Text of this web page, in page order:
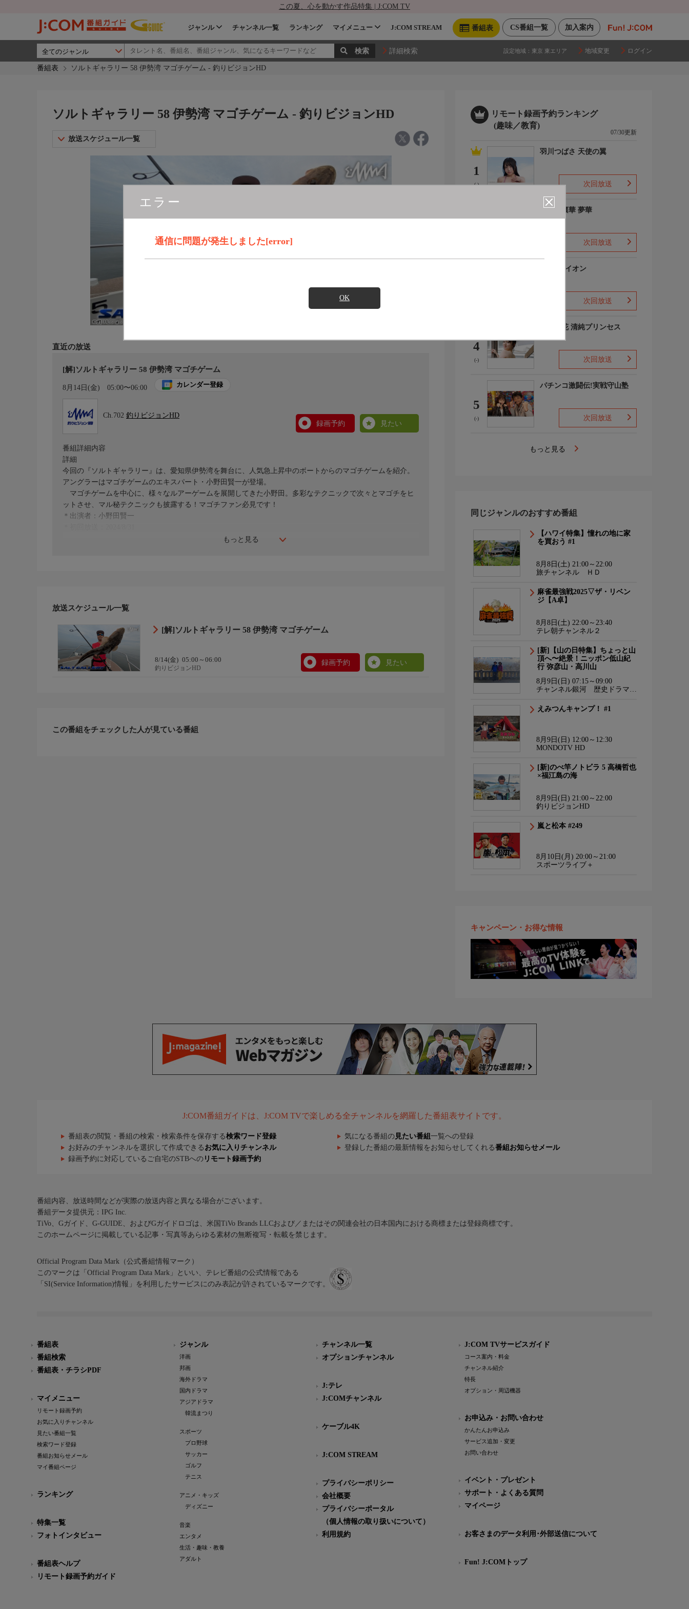
この夏、心を動かす作品特集 | J:COM TV
加入案内
CS番組一覧
番組表
ジャンル チャンネル一覧 ランキング マイメニュー J:COM STREAM
詳細検索 設定地域： 東京 東エリア 地域変更 ログイン
番組表 ソルトギャラリー 58 伊勢湾 マゴチゲーム - 釣りビジョンHD
エラー
通信に問題が発生しました[error]
OK
ソルトギャラリー 58 伊勢湾 マゴチゲーム - 釣りビジョンHD
放送スケジュール一覧
直近の放送
[解]ソルトギャラリー 58 伊勢湾 マゴチゲーム
8月14日(金) 05:00〜06:00 カレンダー登録
Ch.702 釣りビジョンHD
録画予約
見たい
もっと見る
番組詳細内容
詳細
今回の『ソルトギャラリー』は、愛知県伊勢湾を舞台に、人気急上昇中のボートからのマゴチゲームを紹介。
アングラーはマゴチゲームのエキスパート・小野田賢一が登場。
マゴチゲームを中心に、様々なルアーゲームを展開してきた小野田。多彩なテクニックで次々とマゴチをヒ
ットさせ、マル秘テクニックも披露する！マゴチファン必見です！
＊出演者：小野田賢一
放送スケジュール一覧
[解]ソルトギャラリー 58 伊勢湾 マゴチゲーム
8/14(金) 05:00～06:00
釣りビジョンHD
録画予約 見たい
この番組をチェックした人が見ている番組
リモート録画予約ランキング
(趣味／教育)
07/30更新
1
(-)
羽川つばさ 天使の翼
次回放送
ゆめの凛華 夢華
次回放送
3月のライオン
次回放送
4
(-)
吉田優花 清純プリンセス
次回放送
5
(-)
パチンコ激闘伝!実戦守山塾
次回放送
もっと見る
同じジャンルのおすすめ番組
【ハワイ特集】憧れの地に家
を買おう #1
8月8日(土) 21:00～22:00
旅チャンネル ＨＤ
麻雀最強戦2025▽ザ・リベン
ジ【A卓】
8月8日(土) 22:00～23:40
テレ朝チャンネル２
[新]【山の日特集】ちょっと山
頂へ〜絶景！ニッポン低山紀
行 弥彦山・高川山
8月9日(日) 07:15～09:00
チャンネル銀河 歴史ドラマ・
えみつんキャンプ！ #1
8月9日(日) 12:00～12:30
MONDOTV HD
[新]のべ竿ノトビラ 5 高橋哲也
×福江島の海
8月9日(日) 21:00～22:00
釣りビジョンHD
嵐と松本 #249
8月10日(月) 20:00～21:00
スポーツライブ＋
キャンペーン・お得な情報
J:COM番組ガイドは、J:COM TVで楽しめる全チャンネルを網羅した番組表サイトです。
番組表の閲覧・番組の検索・検索条件を保存する検索ワード登録 気になる番組の 見たい番組 一覧への登録
お好みのチャンネルを選択して作成できる お気に入りチャンネル 登録した番組の最新情報をお知らせしてくれる番組お知らせメール
録画予約に対応しているご自宅のSTBへの リモート録画予約
番組内容、放送時間などが実際の放送内容と異なる場合がございます。
番組データ提供元：IPG Inc.
TiVo、Gガイド、G-GUIDE、およびGガイドロゴは、米国TiVo Brands LLCおよび／またはその関連会社の日本国内における商標または登録商標です。
このホームページに掲載している記事・写真等あらゆる素材の無断複写・転載を禁じます。
Official Program Data Mark（公式番組情報マーク）
このマークは「Official Program Data Mark」といい、テレビ番組の公式情報である
「SI(Service Information)情報」を利用したサービスにのみ表記が許されているマークです。
番組表
番組検索
番組表・チラシPDF
マイメニュー
リモート録画予約
お気に入りチャンネル
見たい番組一覧
検索ワード登録
番組お知らせメール
マイ番組ページ
ランキング
特集一覧
フォトインタビュー
番組表ヘルプ
リモート録画予約ガイド
ジャンル
洋画
邦画
海外ドラマ
国内ドラマ
アジアドラマ
韓流まつり
スポーツ
プロ野球
サッカー
ゴルフ
テニス
アニメ・キッズ
ディズニー
音楽
エンタメ
生活・趣味・教養
アダルト
チャンネル一覧
オプションチャンネル
J:テレ
J:COMチャンネル
ケーブル4K
J:COM STREAM
プライバシーポリシー
会社概要
プライバシーポータル
（個人情報の取り扱いについて）
利用規約
J:COM TVサービスガイド
コース案内・料金
チャンネル紹介
特長
オプション・周辺機器
お申込み・お問い合わせ
かんたんお申込み
サービス追加・変更
お問い合わせ
イベント・プレゼント
サポート・よくある質問
マイページ
お客さまのデータ利用･外部送信について
Fun! J:COMトップ